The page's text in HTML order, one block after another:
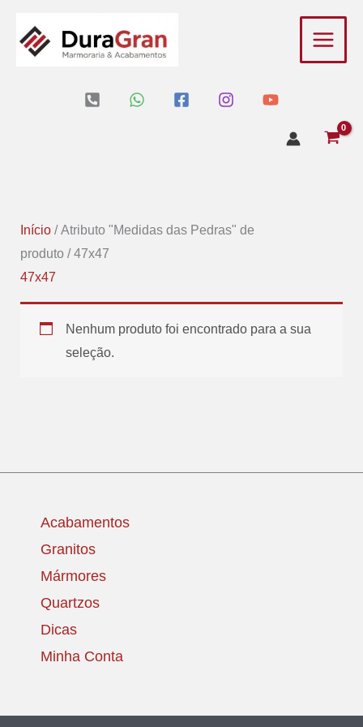
para
Início/ Atributo "Medidas das Pedras" de
produto / 47x47
47x47
Nenhum produto foi encontrado para a sua
seleção.
Acabamentos
Granitos
Mármores
Quartzos
Dicas
Minha Conta